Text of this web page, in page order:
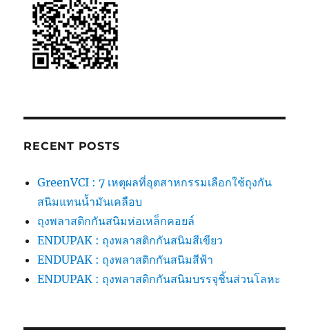
RECENT POSTS
GreenVCI : 7 เหตุผลที่อุตสาหกรรมเลือกใช้ถุงกัน
สนิมแทนน้ำมันเคลือบ
ถุงพลาสติกกันสนิมห่อเหล็กคอยล์
ENDUPAK : ถุงพลาสติกกันสนิมสีเขียว
ENDUPAK : ถุงพลาสติกกันสนิมสีฟ้า
ENDUPAK : ถุงพลาสติกกันสนิมบรรจุชิ้นส่วนโลหะ